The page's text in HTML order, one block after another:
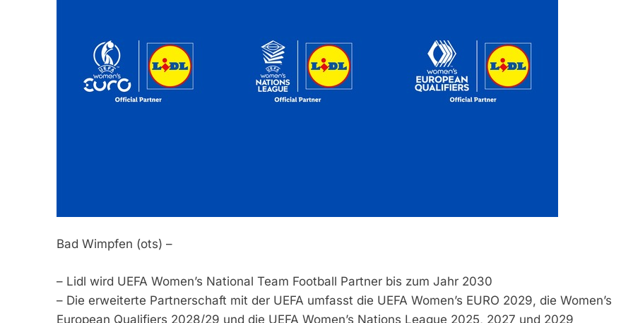
Bad Wimpfen (ots) –
– Lidl wird UEFA Women’s National Team Football Partner bis zum Jahr 2030
– Die erweiterte Partnerschaft mit der UEFA umfasst die UEFA Women’s EURO 2029, die Women’s
European Qualifiers 2028/29 und die UEFA Women’s Nations League 2025, 2027 und 2029